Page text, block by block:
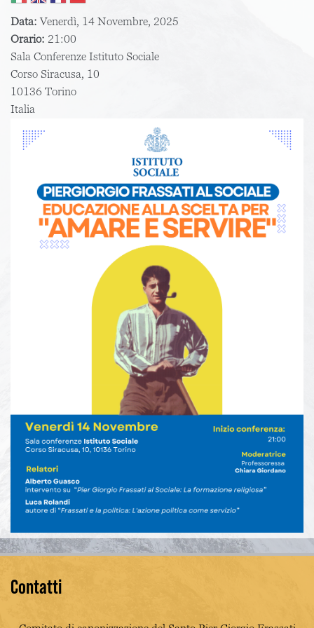
Data:Venerdì, 14 Novembre, 2025
Orario: 21:00
Sala Conferenze Istituto Sociale
Corso Siracusa, 10
10136 Torino
Italia
Contatti